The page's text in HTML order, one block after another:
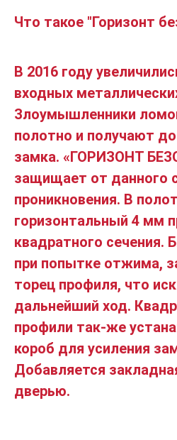
Что такое "Горизонт
В 2016 году
входных
Злоумышленники
полотно и получают
замка. «ГОРИЗОНТ
защищает от данного
проникновения. В
горизонтальный 4 мм
квадратного сечения.
при попытке отжима,
торец профиля, что
дальнейший ход.
профили так-же
короб для усиления
Добавляется
дверью.